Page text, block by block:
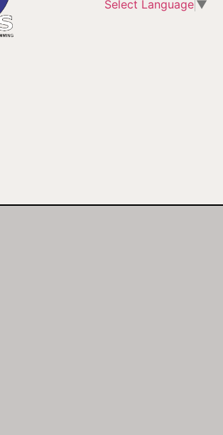
Select Language ▼